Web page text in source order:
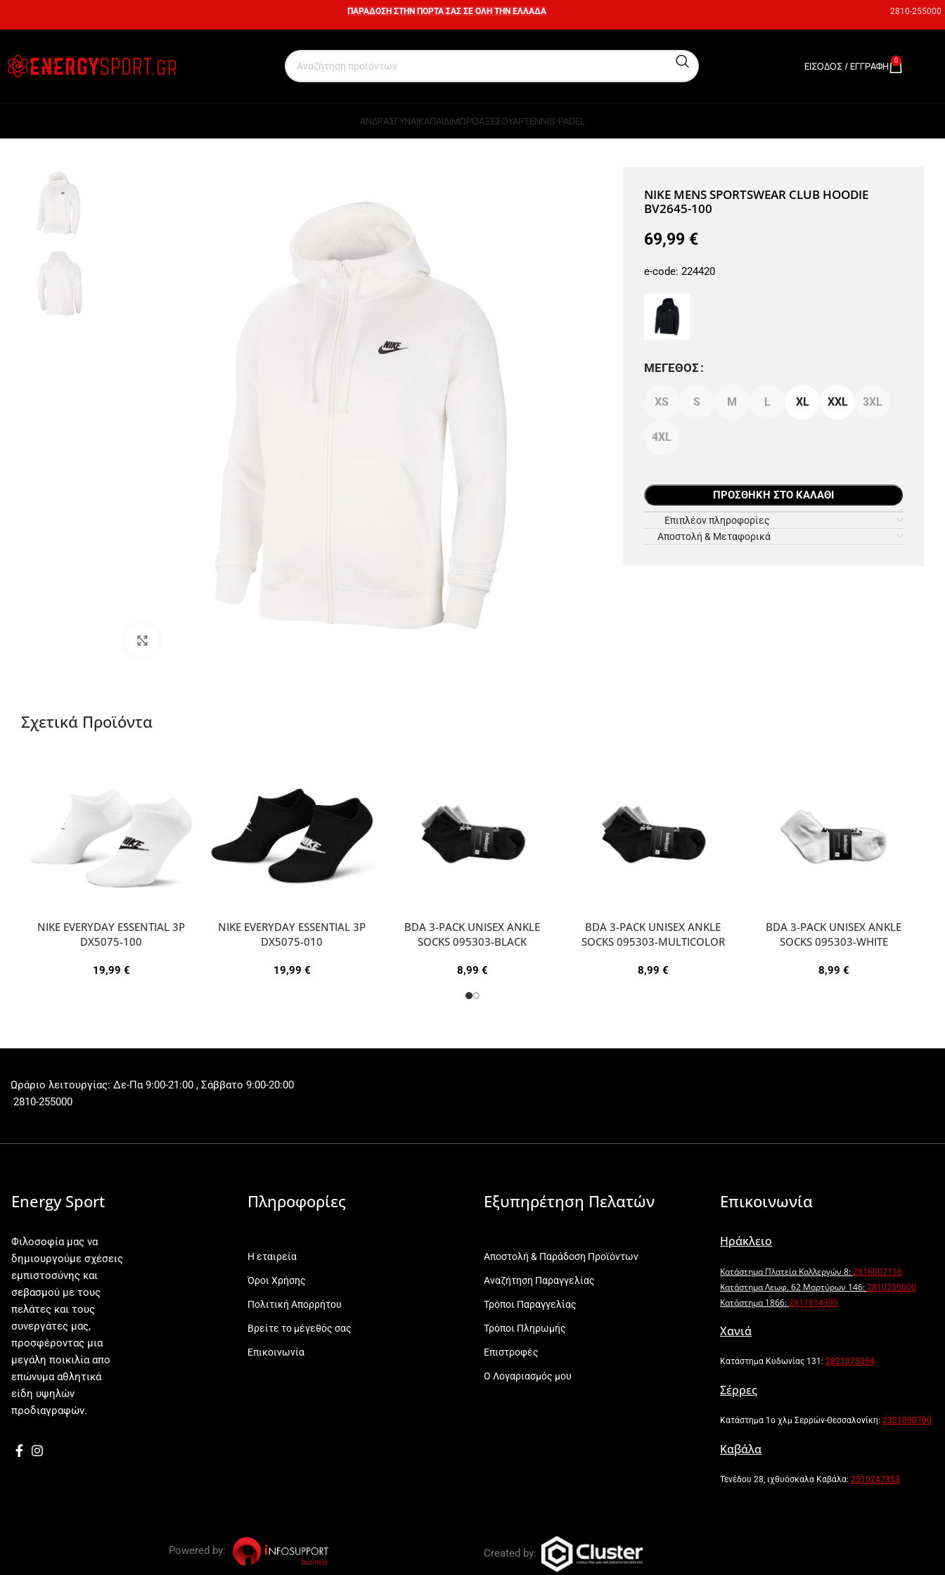
ΠΑΡΑΔΟΣΗ ΣΤΗΝ ΠΟΡΤΑ ΣΑΣ ΣΕ ΟΛΗ ΤΗΝ ΕΛΛΑΔΑ 2810-255000
ΕΊΣΟΔΟΣ / ΕΓΓΡΑΦΉ 0
ΑΝΔΡΑΣΓΥΝΑΙΚΑΠΑΙΔΙΜΩΡΟΑΞΕΣΟΥΑΡTENNIS-PADEL
NIKE MENS SPORTSWEAR CLUB HOODIE
BV2645-100
69,99 €
e-code: 224420
ΜΈΓΕΘΟΣ
XS S M L XL XXL 3XL
4XL
ΠΡΟΣΘΉΚΗ ΣΤΟ ΚΑΛΆΘΙ
Επιπλέον πληροφορίες
Αποστολή & Μεταφορικά
Σχετικά Προϊόντα
NIKE EVERYDAY ESSENTIAL 3P
DX5075-100
19,99 €
NIKE EVERYDAY ESSENTIAL 3P
DX5075-010
19,99 €
BDA 3-PACK UNISEX ANKLE
SOCKS 095303-BLACK
8,99 €
ΒDA 3-PACK UNISEX ANKLE
SOCKS 095303-MULTICOLOR
8,99 €
BDA 3-PACK UNISEX ANKLE
SOCKS 095303-WHITE
8,99 €
Ωράριο λειτουργίας: Δε-Πα 9:00-21:00 , Σάββατο 9:00-20:00
2810-255000
Energy Sport
Φιλοσοφία μας να
δημιουργούμε σχέσεις
εμπιστοσύνης και
σεβασμού με τους
πελάτες και τους
συνεργάτες μας,
προσφέροντας μια
μεγάλη ποικιλία απο
επώνυμα αθλητικά
είδη υψηλών
προδιαγραφών.
Πληροφορίες
Η εταιρεία
Όροι Χρήσης
Πολιτική Απορρήτου
Βρείτε το μέγεθός σας
Επικοινωνία
Εξυπηρέτηση Πελατών
Αποστολή & Παράδοση Προϊόντων
Αναζήτηση Παραγγελίας
Τρόποι Παραγγελίας
Τρόποι Πληρωμής
Επιστροφές
Ο Λογαριασμός μου
Επικοινωνία
Ηράκλειο
Κατάστημα Πλατεία Καλλεργών 8:2816007116
Κατάστημα Λεωφ. 62 Μαρτύρων 146:2810255000
Κατάστημα 1866:2811814395
Χανιά
Κατάστημα Κυδωνίας 131: 2821075364
Σέρρες
Κατάστημα 1ο χλμ Σερρών-Θεσσαλονίκη: 2321090700
Καβάλα
Τενέδου 28, ιχθυόσκαλα Καβάλα: 2510247353
Powered by: Created by: